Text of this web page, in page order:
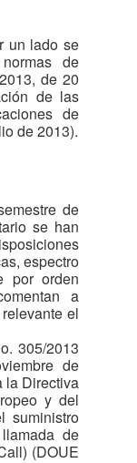
un lado se
de
de 20
de las
de
de 2013).
de
se han
espectro
por orden
a
el
305/2013
de
la Directiva
y del
suministro
de
(DOUE